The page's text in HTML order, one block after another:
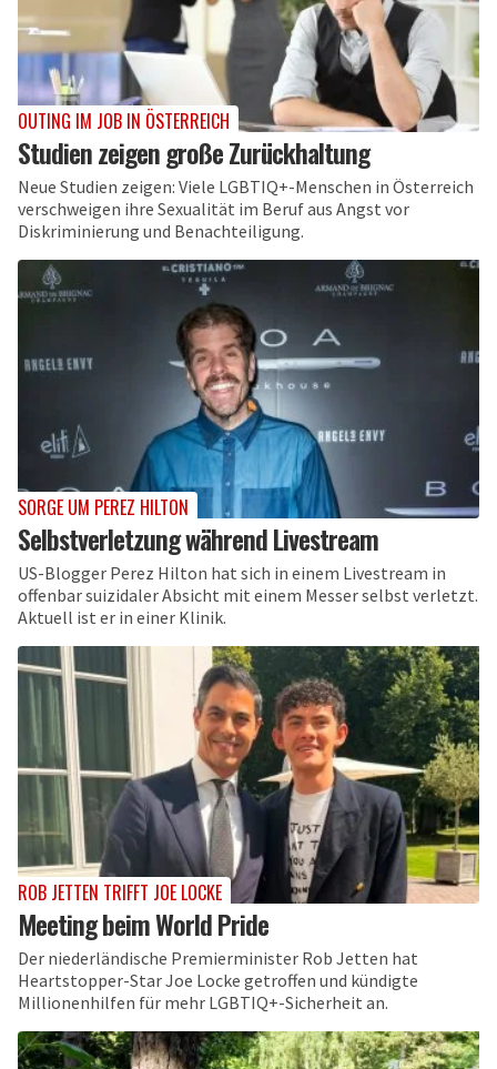
OUTING IM JOB IN ÖSTERREICH
Studien zeigen große Zurückhaltung
Neue Studien zeigen: Viele LGBTIQ+-Menschen in Österreich
verschweigen ihre Sexualität im Beruf aus Angst vor
Diskriminierung und Benachteiligung.
SORGE UM PEREZ HILTON
Selbstverletzung während Livestream
US-Blogger Perez Hilton hat sich in einem Livestream in
offenbar suizidaler Absicht mit einem Messer selbst verletzt.
Aktuell ist er in einer Klinik.
ROB JETTEN TRIFFT JOE LOCKE
Meeting beim World Pride
Der niederländische Premierminister Rob Jetten hat
Heartstopper-Star Joe Locke getroffen und kündigte
Millionenhilfen für mehr LGBTIQ+-Sicherheit an.